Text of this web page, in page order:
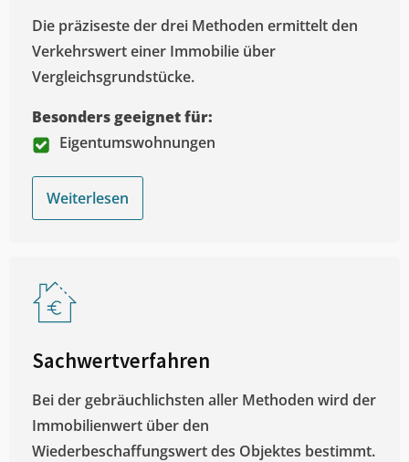
Die präziseste der drei Methoden ermittelt den
Verkehrswert einer Immobilie über
Vergleichsgrundstücke.
Besonders geeignet für:
Eigentumswohnungen
Weiterlesen
Sachwertverfahren
Bei der gebräuchlichsten aller Methoden wird der
Immobilienwert über den
Wiederbeschaffungswert des Objektes bestimmt.